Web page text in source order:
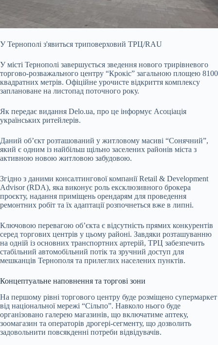
У Тернополі з'явиться триповерховий ТРЦ/RAU
У місті Тернополі завершується зведення нового трирівневого
торгово-розважального центру “Крокіс” загальною площею 8100
квадратних метрів. Офіційне урочисте відкриття комплексу
заплановане на листопад поточного року.
Як передає видання Delo.ua, про це інформує Асоціація
українських ритейлерів.
Даний об’єкт розташований у житловому масиві “Сонячний”,
який є одним із найбільш щільно заселених районів міста з
активною новою житловою забудовою.
Згідно з даними консалтингової компанії Retail & Development
Advisor (RDA), яка виконує роль ексклюзивного брокера
проєкту, надання приміщень орендарям для проведення
ремонтних робіт та їх адаптації розпочнеться вже в липні.
Ключовою перевагою об’єкта є відсутність прямих конкурентів
серед торгових центрів у цьому районі. Завдяки розташуванню
на одній із основних транспортних артерій, ТРЦ забезпечить
стабільний автомобільний потік та зручний доступ для
мешканців Тернополя та прилеглих населених пунктів.
Концептуальне наповнення та торгові зони
На першому рівні торгового центру буде розміщено супермаркет
від національної мережі “Сільпо”. Навколо нього буде
організовано галерею магазинів, що включатиме аптеку,
зоомагазин та операторів дрогері-сегменту, що дозволить
задовольнити повсякденні потреби відвідувачів.